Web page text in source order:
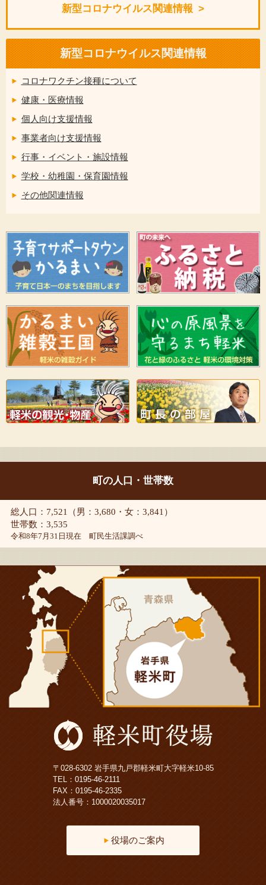
新型コロナウイルス関連情報
新型コロナウイルス関連情報
コロナワクチン接種について
健康・医療情報
個人向け支援情報
事業者向け支援情報
行事・イベント・施設情報
学校・幼稚園・保育園情報
その他関連情報
町の人口・世帯数
総人口：7,521（男：3,680・女：3,841）
世帯数：3,535
令和8年7月31日現在 町民生活課調べ
〒028-6302 岩手県九戸郡軽米町大字軽米10-85
TEL： 0195-46-2111
FAX：0195-46-2335
法人番号：1000020035017
役場のご案内